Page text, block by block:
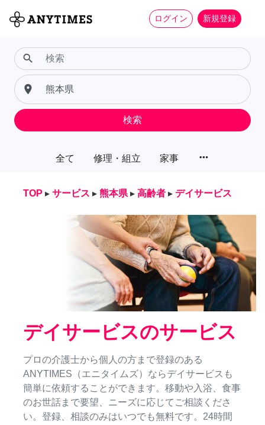
ログイン 新規登録
全て 修理・組立 家事 more_horiz
search
place
検索
TOP ▸ サービス ▸ 熊本県 ▸ 高齢者 ▸ デイサービス
デイサービスのサービス
プロの介護士から個人の方まで登録のある
ANYTIMES（エニタイムズ）ならデイサービスも
簡単に依頼することができます。移動や入浴、食事
のお世話まで要望、ニーズに応じてご相談くださ
い。登録、相談のみはいつでも無料です。24時間